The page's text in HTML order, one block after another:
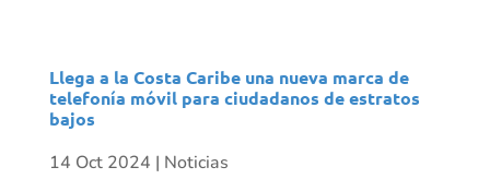
Llega a la Costa Caribe una nueva marca de
telefonía móvil para ciudadanos de estratos
bajos
14 Oct 2024 | Noticias